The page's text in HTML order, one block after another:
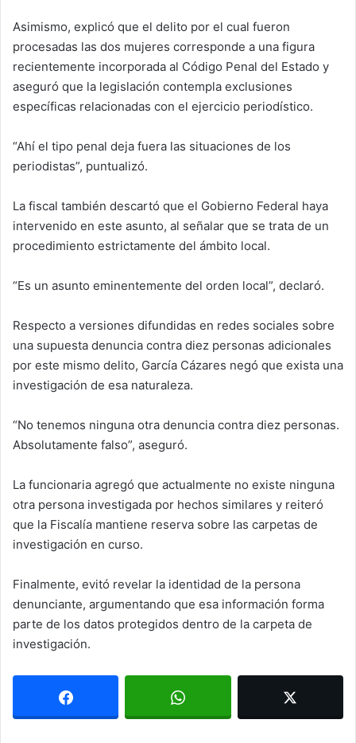
Asimismo, explicó que el delito por el cual fueron
procesadas las dos mujeres corresponde a una figura
recientemente incorporada al Código Penal del Estado y
aseguró que la legislación contempla exclusiones
específicas relacionadas con el ejercicio periodístico.
“Ahí el tipo penal deja fuera las situaciones de los
periodistas”, puntualizó.
La fiscal también descartó que el Gobierno Federal haya
intervenido en este asunto, al señalar que se trata de un
procedimiento estrictamente del ámbito local.
“Es un asunto eminentemente del orden local”, declaró.
Respecto a versiones difundidas en redes sociales sobre
una supuesta denuncia contra diez personas adicionales
por este mismo delito, García Cázares negó que exista una
investigación de esa naturaleza.
“No tenemos ninguna otra denuncia contra diez personas.
Absolutamente falso”, aseguró.
La funcionaria agregó que actualmente no existe ninguna
otra persona investigada por hechos similares y reiteró
que la Fiscalía mantiene reserva sobre las carpetas de
investigación en curso.
Finalmente, evitó revelar la identidad de la persona
denunciante, argumentando que esa información forma
parte de los datos protegidos dentro de la carpeta de
investigación.